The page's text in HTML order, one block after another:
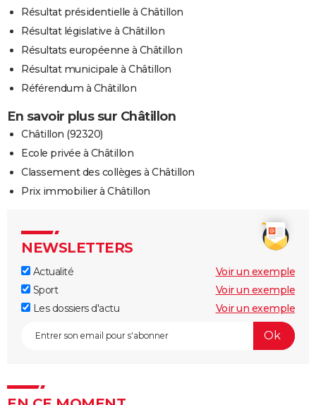
Résultat présidentielle à Châtillon
Résultat législative à Châtillon
Résultats européenne à Châtillon
Résultat municipale à Châtillon
Référendum à Châtillon
En savoir plus sur Châtillon
Châtillon (92320)
Ecole privée à Châtillon
Classement des collèges à Châtillon
Prix immobilier à Châtillon
NEWSLETTERS
Actualité
Voir un exemple
Sport
Voir un exemple
Les dossiers d'actu
Voir un exemple